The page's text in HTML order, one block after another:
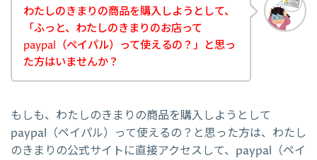
わたしのきまりの商品を購入しようとして、
「ふっと、わたしのきまりのお店って
paypal（ペイパル）って使えるの？」と思っ
た方はいませんか？
もしも、わたしのきまりの商品を購入しようとして
paypal（ペイパル）って使えるの？と思った方は、わたし
のきまりの公式サイトに直接アクセスして、paypal（ペイ